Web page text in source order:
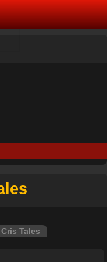
Tales